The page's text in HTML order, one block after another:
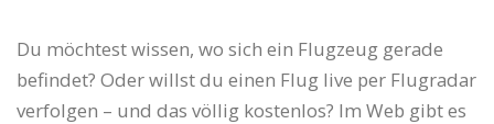
Du möchtest wissen, wo sich ein Flugzeug gerade
befindet? Oder willst du einen Flug live per Flugradar
verfolgen – und das völlig kostenlos? Im Web gibt es